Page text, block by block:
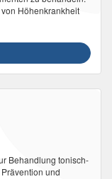
Höhenkrankheit
Behandlung tonisch-
und